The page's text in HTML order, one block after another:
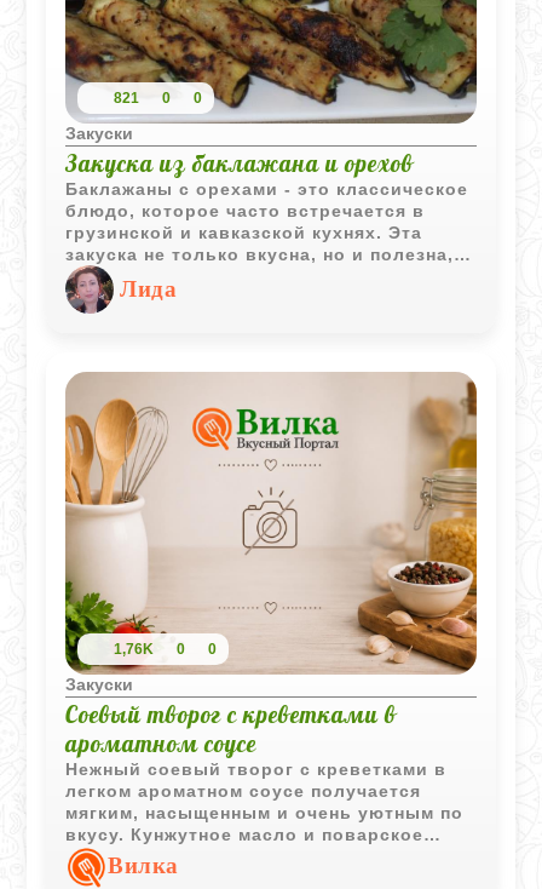
821 0 0
Закуски
Закуска из баклажана и орехов
Баклажаны с орехами - это классическое
блюдо, которое часто встречается в
грузинской и кавказской кухнях. Эта
закуска не только вкусна, но и полезна,
сочетая в себе питательные свойства
баклажанов и орехов. Приготовление
такой закуски не требует много времени
Лида
1,76K 0 0
Закуски
Соевый творог с креветками в
ароматном соусе
Нежный соевый творог с креветками в
легком ароматном соусе получается
мягким, насыщенным и очень уютным по
вкусу. Кунжутное масло и поварское
вино придают блюду характерный
восточный аромат и приятную глубину.
Вилка